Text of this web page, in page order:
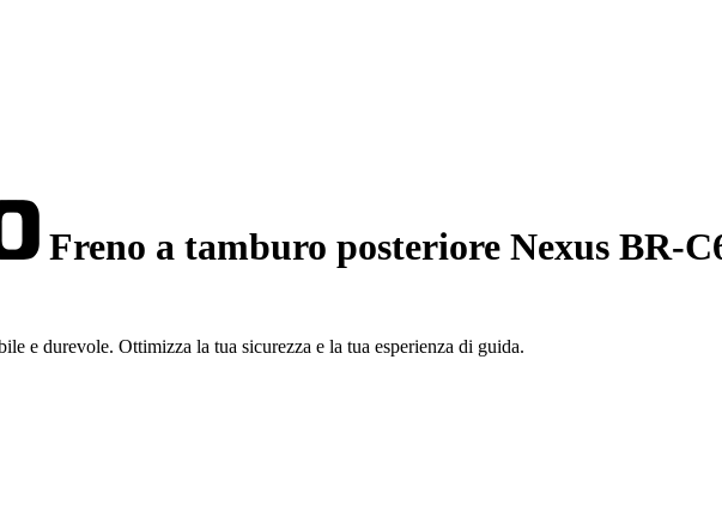
Freno a tamburo posteriore Nexus BR-
e durevole. Ottimizza la tua sicurezza e la tua esperienza di guida.